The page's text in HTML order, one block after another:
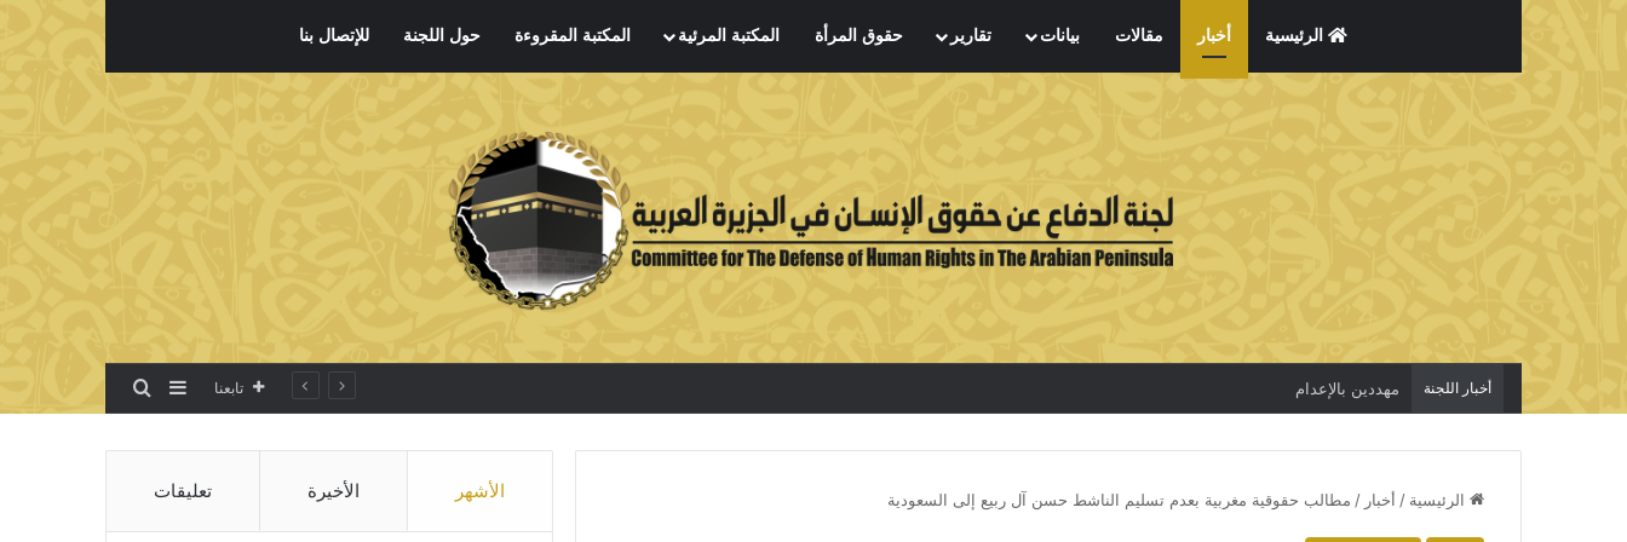
الرئيسية أخبار مقالات بيانات تقارير حقوق المرأة المكتبة المرئية المكتبة المقروءة حول اللجنة للإتصال بنا
أخبار اللجنة مهددين بالإعدام تابعنا إضافة عمود جانبي
بحث عن
الرئيسية / أخبار / مطالب حقوقية مغربية بعدم تسليم الناشط حسن آل ربيع إلى السعودية الأشهر الأخيرة تعليقات